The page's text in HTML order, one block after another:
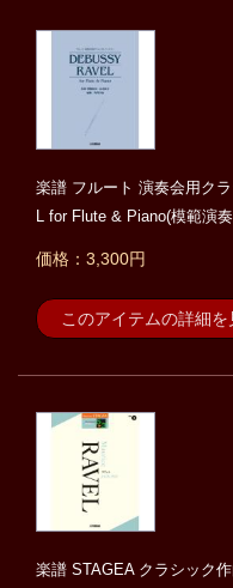
楽譜 フルート 演奏会用ク
L for Flute & Piano(模範演
価格：3,300円
このアイテムの詳細を
楽譜 STAGEA クラシック